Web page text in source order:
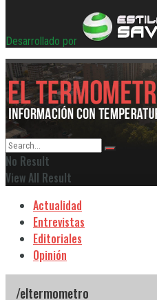
Desarrollado por
No Result
View All Result
Actualidad
Entrevistas
Editoriales
Opinión